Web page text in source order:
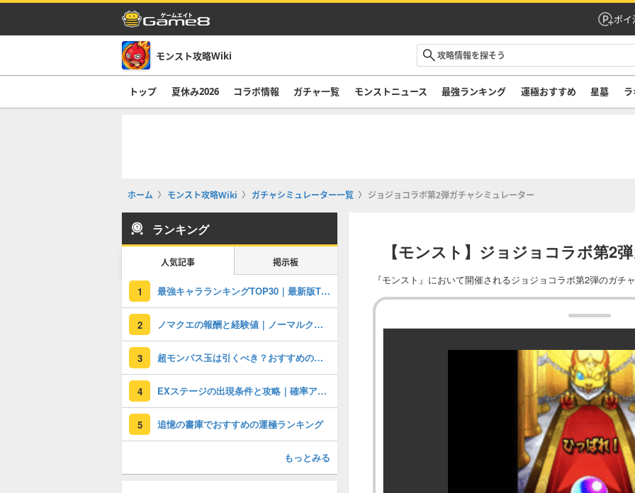
ポイ
モンスト攻略Wiki
トップ 夏休み2026 コラボ情報 ガチャ一覧 モンストニュース 最強ランキング 運極おすすめ 星墓
ホーム モンスト攻略Wiki ガチャシミュレーター一覧 ジョジョコラボ第2弾ガチャシミュレーター
【モンスト】ジョジョコラボ第2
『モンスト』において開催されるジョジョコラボ第2弾のガチ
ランキング
人気記事 掲示板
1 最強キャラランキングTOP30｜最新版Tier
2 ノマクエの報酬と経験値｜ノーマルクエスト
3 超モンパス玉は引くべき？おすすめのガチャと注意点
4 EXステージの出現条件と攻略｜確率アップ条件
5 追憶の書庫でおすすめの運極ランキング
もっとみる